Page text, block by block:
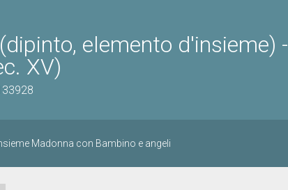
elemento d'insieme) -
XV)
Madonna con Bambino e angeli